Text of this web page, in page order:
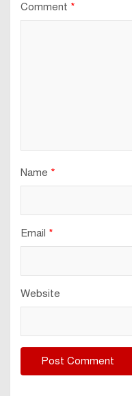
Comment *
Name *
Email *
Website